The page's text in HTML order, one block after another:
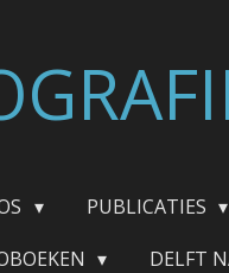
PUBLICATIES
DELFT